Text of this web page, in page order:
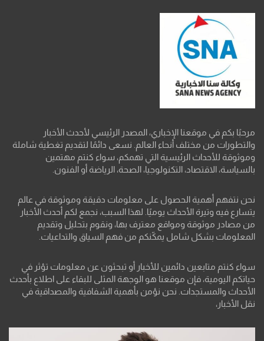
مرحبًا بكم في موقعنا الإخباري، المصدر الرئيسي لأحدث الأخبار
والتطورات من مختلف أنحاء العالم. نسعى دائمًا لتقديم تغطية شاملة
وموثوقة للأحداث الرئيسية التي تهمكم، سواء كنتم مهتمين
بالسياسة، الاقتصاد، التكنولوجيا، الصحة، الرياضة أو الفنون.
نحن نتفهم أهمية الحصول على معلومات دقيقة وموثوقة في عالم
يتسارع فيه وتيرة الأحداث يوميًا. لهذا السبب، نجمع لكم أحدث الأخبار
من مصادر موثوقة ومواقع معترف بها، ونقوم بتحليل وتقديم
المعلومات بشكل شامل يمكّنكم من فهم السياق والتداعيات.
سواء كنتم متابعين دائمين للأخبار أو تبحثون عن معلومات تؤثر في
حياتكم اليومية، فإن موقعنا هو الوجهة المثلى للبقاء على اطلاع بأحدث
الأحداث والمستجدات. نحن نؤمن بأهمية الشفافية والمصداقية في
نقل الأخبار،